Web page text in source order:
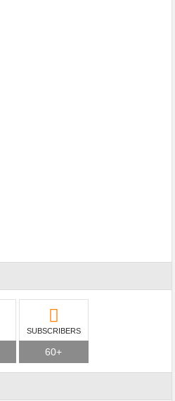
SUBSCRIBERS
60+